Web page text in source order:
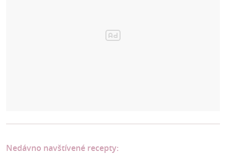
Nedávno navštívené recepty: